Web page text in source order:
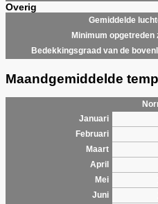
Overig
Gemiddelde
Minimum opgetreden
Bedekkingsgraad van de
Maandgemiddelde
Januari
Februari
Maart
April
Mei
Juni